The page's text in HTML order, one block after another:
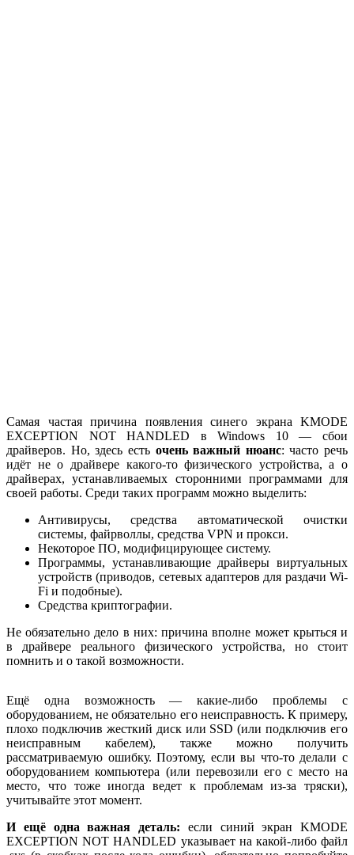
Самая частая причина появления синего экрана KMODE
EXCEPTION NOT HANDLED в Windows 10 — сбои
драйверов. Но, здесь есть очень важный нюанс: часто речь
идёт не о драйвере какого-то физического устройства, а о
драйверах, устанавливаемых сторонними программами для
своей работы. Среди таких программ можно выделить:
Антивирусы, средства автоматической очистки
системы, файрволлы, средства VPN и прокси.
Некоторое ПО, модифицирующее систему.
Программы, устанавливающие драйверы виртуальных
устройств (приводов, сетевых адаптеров для раздачи Wi-
Fi и подобные).
Средства криптографии.
Не обязательно дело в них: причина вполне может крыться и
в драйвере реального физического устройства, но стоит
помнить и о такой возможности.
Ещё одна возможность — какие-либо проблемы с
оборудованием, не обязательно его неисправность. К примеру,
плохо подключив жесткий диск или SSD (или подключив его
неисправным кабелем), также можно получить
рассматриваемую ошибку. Поэтому, если вы что-то делали с
оборудованием компьютера (или перевозили его с место на
место, что тоже иногда ведет к проблемам из-за тряски),
учитывайте этот момент.
И ещё одна важная деталь: если синий экран KMODE
EXCEPTION NOT HANDLED указывает на какой-либо файл